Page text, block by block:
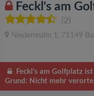
Feckl's am
(2)
Niederreutin 1 , 71149
Feckl's am Golfplatz
Grund: Nicht mehr
l
e
a